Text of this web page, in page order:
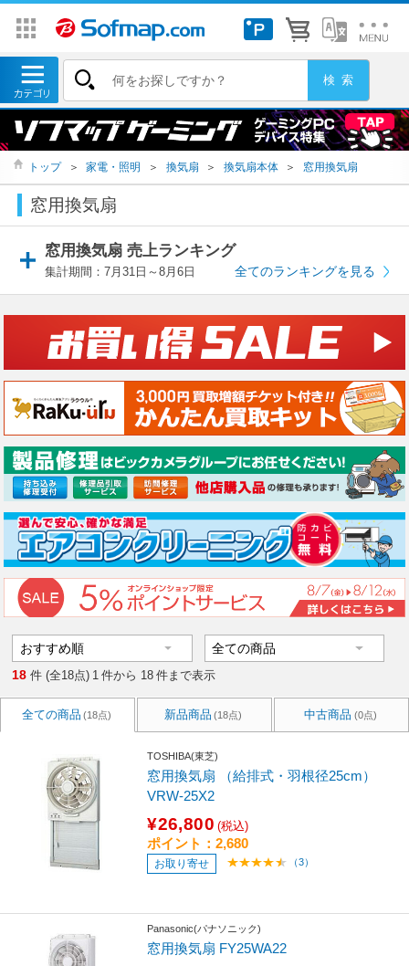
トップ ＞ 家電・照明 ＞ 換気扇 ＞ 換気扇本体 ＞ 窓用換気扇
窓用換気扇
窓用換気扇 売上ランキング
集計期間：7月31日～8月6日 全てのランキングを見る
18 件 (全18点) 1 件から 18 件まで表示
全ての商品 (18点) 新品商品 (18点) 中古商品 (0点)
TOSHIBA(東芝)
窓用換気扇 （給排式・羽根径25cm）
VRW-25X2
¥26,800 (税込)
ポイント：2,680
お取り寄せ （3）
Panasonic(パナソニック)
窓用換気扇 FY25WA22